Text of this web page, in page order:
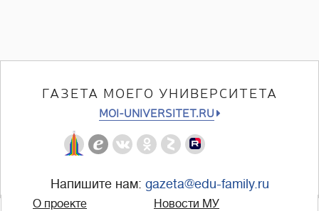
ГАЗЕТА МОЕГО УНИВЕРСИТЕТА
MOI-UNIVERSITET.RU
Напишите нам: gazeta@edu-family.ru
О проекте
Новости МУ